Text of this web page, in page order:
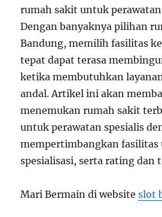
rumah sakit untuk perawatan
Dengan banyaknya pilihan
Bandung, memilih fasilitas
tepat dapat terasa
ketika membutuhkan
andal. Artikel ini akan
menemukan rumah sakit
untuk perawatan spesialis
mempertimbangkan fasilitas
spesialisasi, serta rating dan
Mari Bermain di websiteslot